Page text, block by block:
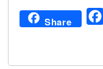
Share